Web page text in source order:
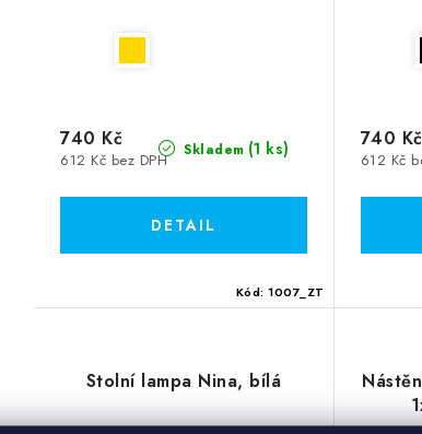
Skladem (1 ks)
612 Kč bez DPH
740 Kč
Kód:1007_ZT
612 Kč
740 Kč
Stolní lampa Nina, bílá